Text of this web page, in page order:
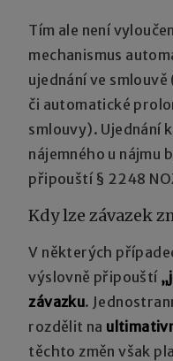
Tím ale není
mechanismus
ujednání ve
či automatické
smlouvy). Ujednání
nájemného u nájmu
připouští § 2248
Kdy lze závazek
V některých
výslovně připouští
závazku.
rozdělit na
těchto změn však